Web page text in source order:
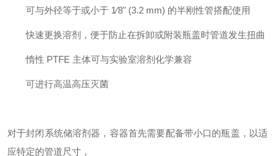
可与外径等于或小于 1⁄8" (3.2 mm) 的半刚性管搭配使用
快速更换溶剂，便于防止在拆卸或附装瓶盖时管道发生扭曲
惰性 PTFE 主体可与实验室溶剂化学兼容
可进行高温高压灭菌
对于封闭系统储溶剂器，容器首先需要配备带小口的瓶盖，以适
应特定的管道尺寸，